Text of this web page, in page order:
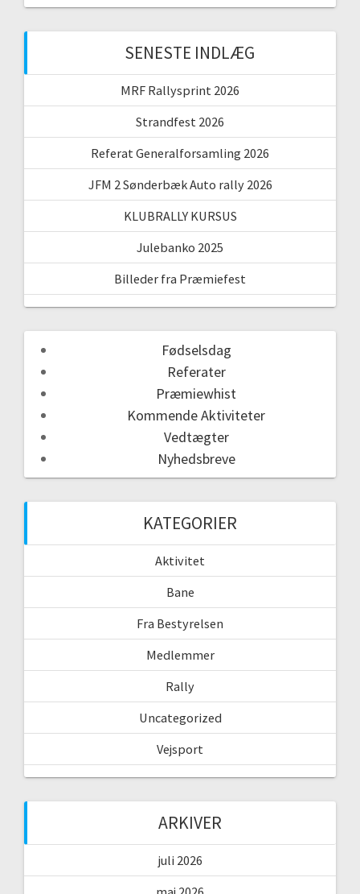
SENESTE INDLÆG
MRF Rallysprint 2026
Strandfest 2026
Referat Generalforsamling 2026
JFM 2 Sønderbæk Auto rally 2026
KLUBRALLY KURSUS
Julebanko 2025
Billeder fra Præmiefest
Fødselsdag
Referater
Præmiewhist
Kommende Aktiviteter
Vedtægter
Nyhedsbreve
KATEGORIER
Aktivitet
Bane
Fra Bestyrelsen
Medlemmer
Rally
Uncategorized
Vejsport
ARKIVER
juli 2026